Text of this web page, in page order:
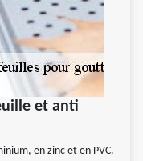
et anti
en zinc et en PVC.